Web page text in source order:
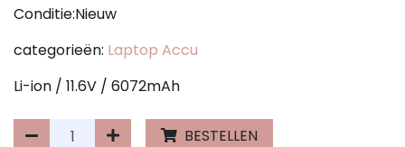
Conditie:Nieuw
categorieën: Laptop Accu
Li-ion / 11.6V / 6072mAh
BESTELLEN